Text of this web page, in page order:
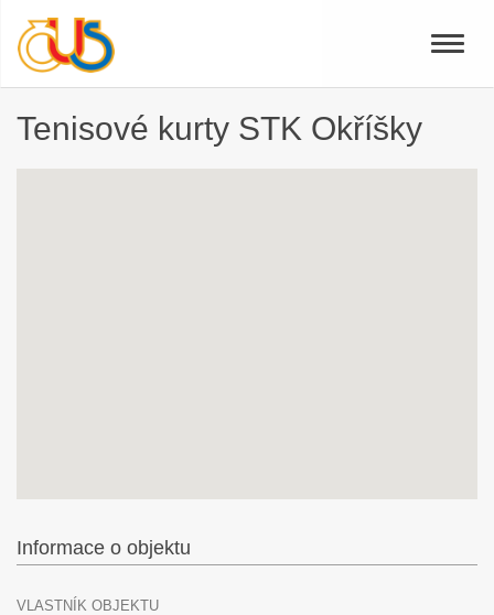
Toggle
Tenisové kurty STK Okříšky
Informace o objektu
VLASTNÍK OBJEKTU